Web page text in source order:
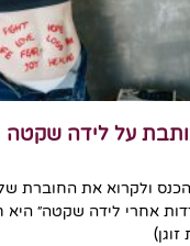
על לידה שקטה
ולקרוא את החוברת
אחרי לידה שקטה״ היא